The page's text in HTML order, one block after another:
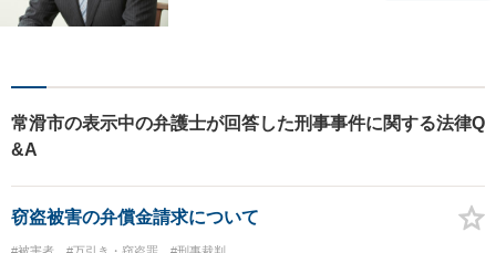
常滑市の表示中の弁護士が回答した刑事事件に関する法律Q
&A
窃盗被害の弁償金請求について
#被害者 #万引き・窃盗罪 #刑事裁判